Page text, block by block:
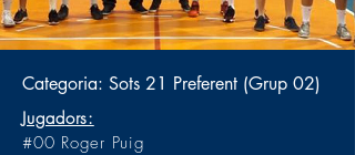
Categoria: Sots 21 Preferent (Grup 02)
Jugadors:
#00 Roger Puig